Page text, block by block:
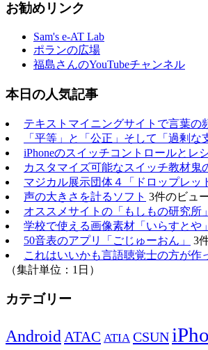
お勧めリンク
Sam's e-AT Lab
ポランの広場
福島さんのYouTubeチャンネル
本日の人気記事
テキストマイニングサイトで言葉の
「平等」と「公正」そして「過剰
iPhoneのスイッチコントロールとレ
カスタマイズ可能なスイッチ教材鬼
マジカル展示団体４「ドロップレッ
声の大きさを計るソフト 3件のビュ
オススメサイトの「もしもの研究所
学校で使える画像素材「いらすとや」
50音表のアプリ「ごじゅーおん」
3
これはいいかも言語聴覚士の方が
（集計単位：1日）
カテゴリー
Android ATAC ATIA CSUN